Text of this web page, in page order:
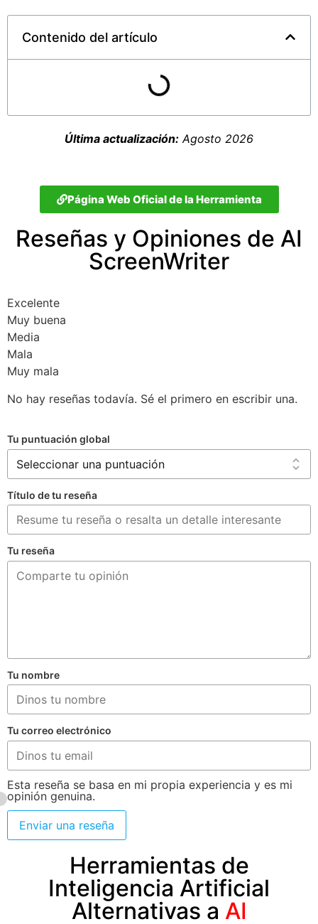
Contenido del artículo
Última actualización: Agosto 2026
Página Web Oficial de la Herramienta
Reseñas y Opiniones de AI
ScreenWriter
Excelente
Muy buena
Media
Mala
Muy mala
No hay reseñas todavía. Sé el primero en escribir una.
Tu puntuación global
Título de tu reseña
Tu reseña
Tu nombre
Tu correo electrónico
Esta reseña se basa en mi propia experiencia y es mi
opinión genuina.
Enviar una reseña
Herramientas de
Inteligencia Artificial
Alternativas a AI